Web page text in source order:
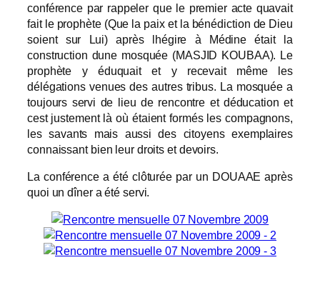
conférence par rappeler que le premier acte quavait
fait le prophète (Que la paix et la bénédiction de Dieu
soient sur Lui) après lhégire à Médine était la
construction dune mosquée (MASJID KOUBAA). Le
prophète y éduquait et y recevait même les
délégations venues des autres tribus. La mosquée a
toujours servi de lieu de rencontre et déducation et
cest justement là où étaient formés les compagnons,
les savants mais aussi des citoyens exemplaires
connaissant bien leur droits et devoirs.
La conférence a été clôturée par un DOUAAE après
quoi un dîner a été servi.